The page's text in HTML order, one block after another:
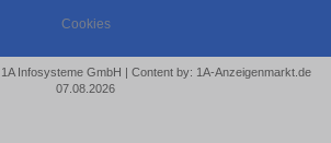
Cookies
Infosysteme GmbH | Content by: 1A-Anzeigenmarkt.de
07.08.2026